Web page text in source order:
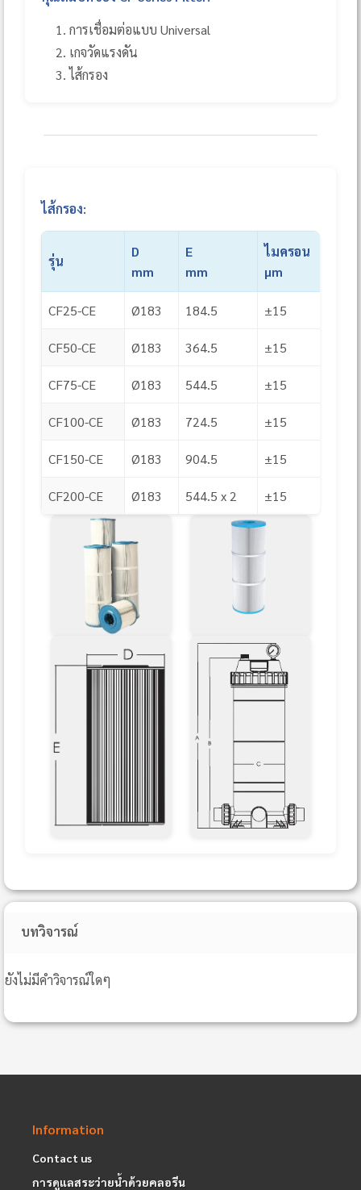
การเชื่อมต่อแบบ Universal
เกจวัดแรงดัน
ไส้กรอง
ไส้กรอง:
รุ่น
D
mm
E
mm
ไมครอน
µm
CF25-CE Ø183 184.5 ±15
CF50-CE Ø183 364.5 ±15
CF75-CE Ø183 544.5 ±15
CF100-CE Ø183 724.5 ±15
CF150-CE Ø183 904.5 ±15
CF200-CE Ø183 544.5 x 2 ±15
บทวิจารณ์
ยังไม่มีคำวิจารณ์ใดๆ
Information
Contact us
การดูแลสระว่ายน้ำด้วยคลอรีน